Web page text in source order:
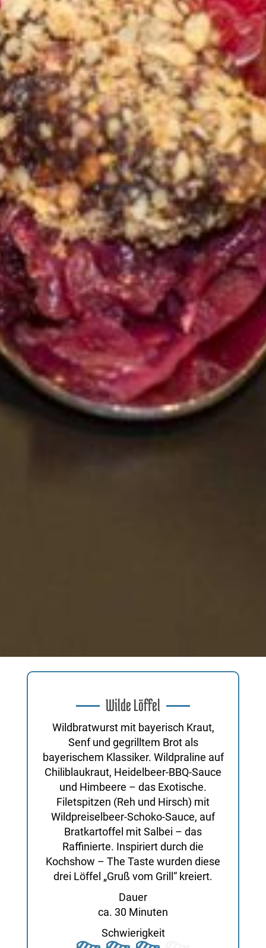
Wilde Löffel
Wildbratwurst mit bayerisch Kraut,
Senf und gegrilltem Brot als
bayerischem Klassiker. Wildpraline auf
Chiliblaukraut, Heidelbeer-BBQ-Sauce
und Himbeere – das Exotische.
Filetspitzen (Reh und Hirsch) mit
Wildpreiselbeer-Schoko-Sauce, auf
Bratkartoffel mit Salbei – das
Raffinierte. Inspiriert durch die
Kochshow – The Taste wurden diese
drei Löffel „Gruß vom Grill“ kreiert.
Dauer
ca. 30 Minuten
Schwierigkeit